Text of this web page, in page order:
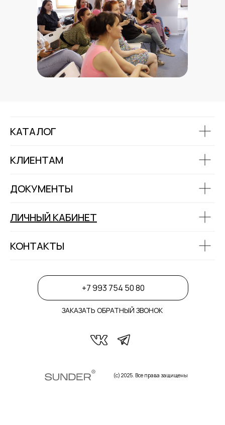
КАТАЛОГ
КЛИЕНТАМ
ДОКУМЕНТЫ
ЛИЧНЫЙ КАБИНЕТ
КОНТАКТЫ
+7 993 754 50 80
(с) 2025. Все права защищены
ЗАКАЗАТЬ ОБРАТНЫЙ ЗВОНОК